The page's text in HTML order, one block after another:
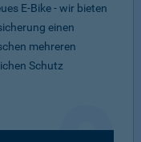
E-Bike - wir bieten
einen
mehreren
Schutz